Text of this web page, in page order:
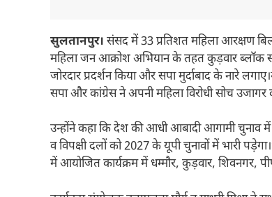
सुलतानपुर। संसद में 33 प्रतिशत महिला आरक्षण बिल
महिला जन आक्रोश अभियान के तहत कुड़वार ब्लॉक
जोरदार प्रदर्शन किया और सपा मुर्दाबाद के नारे
सपा और कांग्रेस ने अपनी महिला विरोधी सोच उजागर
उन्होंने कहा कि देश की आधी आबादी आगामी चुनाव में
व विपक्षी दलों को 2027 के यूपी चुनावों में भारी
में आयोजित कार्यक्रम में धम्मौर, कुड़वार, शिवनगर,